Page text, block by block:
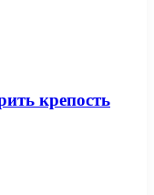
крепость